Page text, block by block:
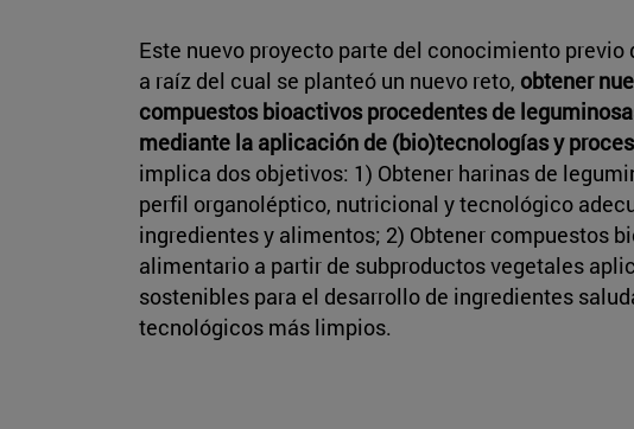
Este nuevo proyecto parte del conocimiento previo
a raíz del cual se planteó un nuevo reto, obtener
compuestos bioactivos procedentes de
mediante la aplicación de (bio)tecnologías y
implica dos objetivos: 1) Obtener harinas de
perfil organoléptico, nutricional y tecnológico
ingredientes y alimentos; 2) Obtener compuestos
alimentario a partir de subproductos vegetales
sostenibles para el desarrollo de ingredientes
tecnológicos más limpios.